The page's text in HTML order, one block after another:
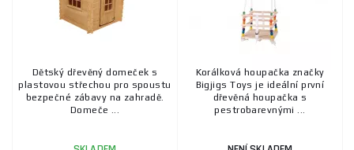
Dětský dřevěný domeček s
plastovou střechou pro spoustu
bezpečné zábavy na zahradě.
Domeče ...
Korálková houpačka značky
Bigjigs Toys je ideální první
dřevěná houpačka s
pestrobarevnými ...